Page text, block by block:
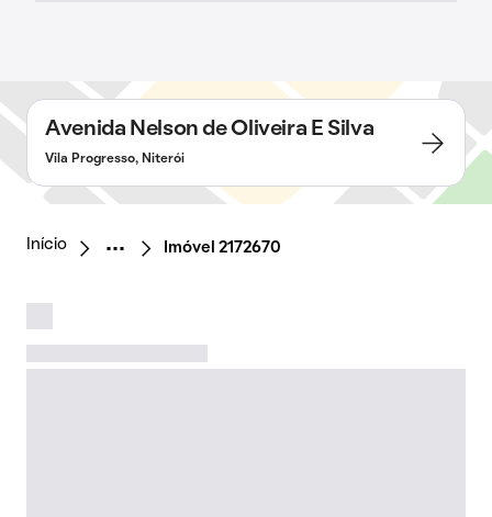
Avenida Nelson de Oliveira E Silva
Vila Progresso, Niterói
Início Imóvel 2172670